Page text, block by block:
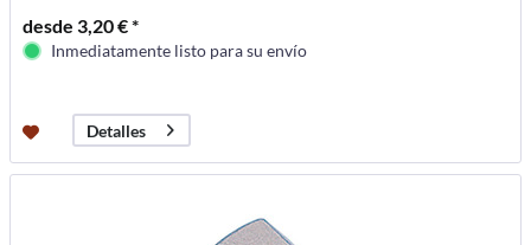
desde 3,20 € *
Inmediatamente listo para su envío
Detalles